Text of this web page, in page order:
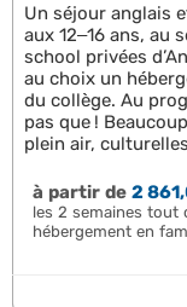
Un séjour anglais
aux 12–16 ans, au
school privées
au choix un
du collège. Au
pas que !
plein air,
à partir de2
les 2 semaines tout
hébergement en